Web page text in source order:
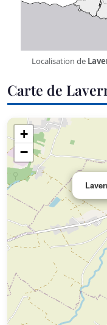
Localisation de
Carte de
+
−